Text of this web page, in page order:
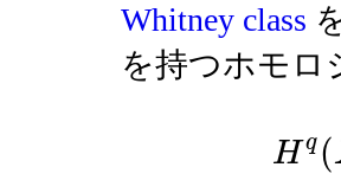
Whitney class
を持つホモロ
H q (